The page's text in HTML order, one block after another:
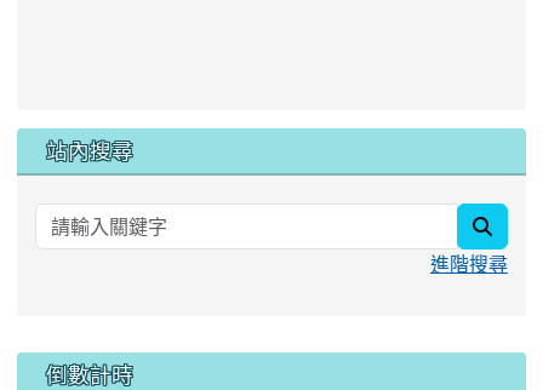
站內搜尋
進階搜尋
::: 倒數計時